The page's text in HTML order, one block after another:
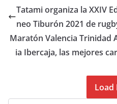
Tatami organiza la XXIV
neo Tiburón 2021 de
Maratón Valencia Trinidad
ia Ibercaja, las mejores
Load